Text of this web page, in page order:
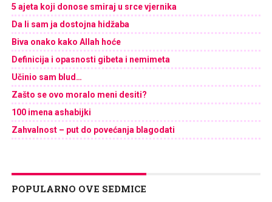
5 ajeta koji donose smiraj u srce vjernika
Da li sam ja dostojna hidžaba
Biva onako kako Allah hoće
Definicija i opasnosti gibeta i nemimeta
Učinio sam blud…
Zašto se ovo moralo meni desiti?
100 imena ashabijki
Zahvalnost – put do povećanja blagodati
POPULARNO OVE SEDMICE